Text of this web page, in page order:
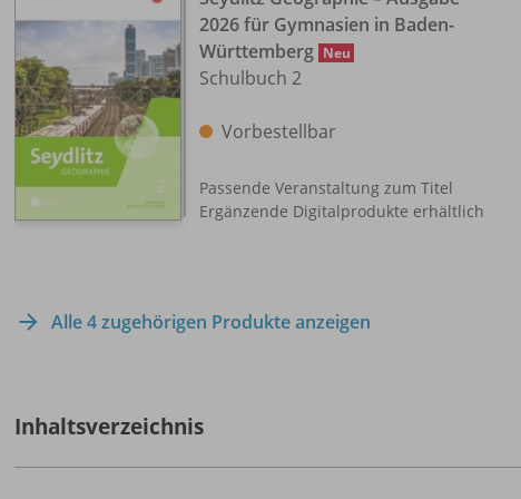
2026 für Gymnasien in Baden-
Württemberg Neu
Schulbuch 2
Vorbestellbar
Passende Veranstaltung zum Titel
Ergänzende Digitalprodukte erhältlich
Alle 4 zugehörigen Produkte anzeigen
Inhaltsverzeichnis